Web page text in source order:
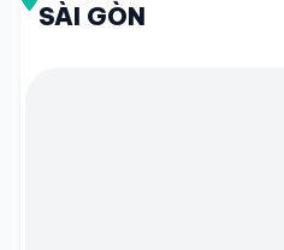
SÀI GÒN